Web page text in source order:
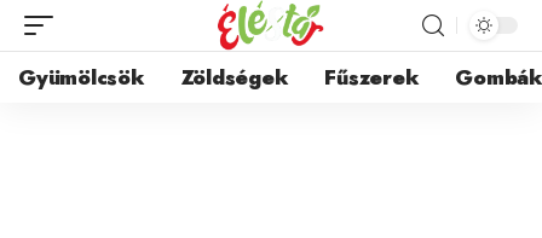
Gyümölcsök Zöldségek Fűszerek Gombák